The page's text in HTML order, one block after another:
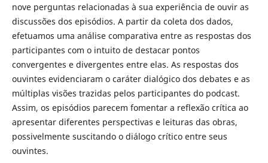
nove perguntas relacionadas à sua experiência de ouvir as
discussões dos episódios. A partir da coleta dos dados,
efetuamos uma análise comparativa entre as respostas dos
participantes com o intuito de destacar pontos
convergentes e divergentes entre elas. As respostas dos
ouvintes evidenciaram o caráter dialógico dos debates e as
múltiplas visões trazidas pelos participantes do podcast.
Assim, os episódios parecem fomentar a reflexão crítica ao
apresentar diferentes perspectivas e leituras das obras,
possivelmente suscitando o diálogo crítico entre seus
ouvintes.